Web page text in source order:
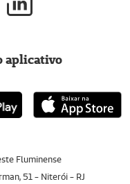
Fluminense
51 - Niterói - RJ
aplicativo